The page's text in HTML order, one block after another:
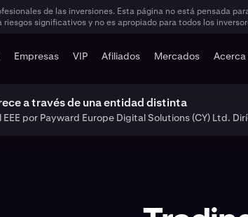
de las inversiones. Esta página no está pensada
riesgos significativos y no es apropiado para todos los
Empresas VIP Afiliados Mercados Acerca
a través de una entidad distinta
por Payward Europe Digital Solutions (CY) Ltd.